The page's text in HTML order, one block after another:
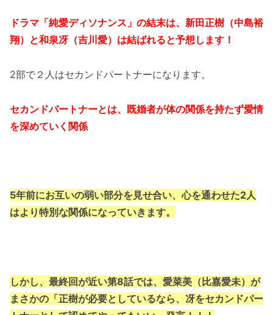
ドラマ「純愛ディソナンス」の結末は、新田正樹（中島裕
翔）と和泉冴（吉川愛）は結ばれると予想します！
2部で２人はセカンドパートナーになります。
セカンドパートナーとは、既婚者が体の関係を持たず愛情
を深めていく関係
5年前にお互いの弱い部分を見せ合い、心を通わせた2人
はより特別な関係になっていきます。
しかし、最終回が近い第8話では、愛菜美（比嘉愛未）が
まさかの「正樹が必要としているなら、冴をセカンドパー